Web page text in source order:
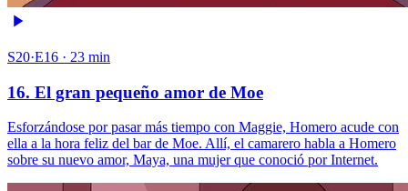
S20·E16 · 23 min
16. El gran pequeño amor de Moe
Esforzándose por pasar más tiempo con Maggie, Homero acude con
ella a la hora feliz del bar de Moe. Allí, el camarero habla a Homero
sobre su nuevo amor, Maya, una mujer que conoció por Internet.